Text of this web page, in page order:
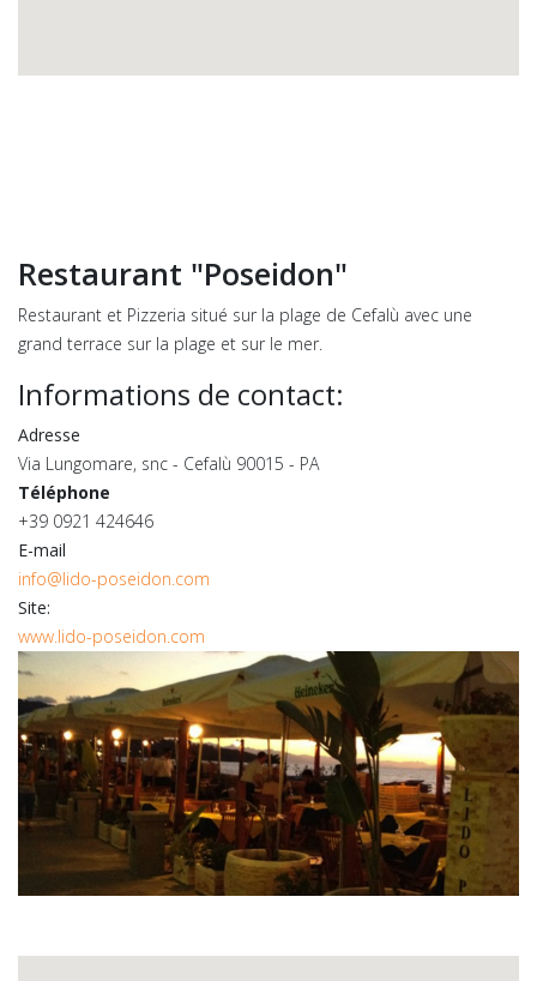
Restaurant "Poseidon"
Restaurant et Pizzeria situé sur la plage de Cefalù avec une
grand terrace sur la plage et sur le mer.
Informations de contact:
Adresse
Via Lungomare, snc - Cefalù 90015 - PA
Téléphone
+39 0921 424646
E-mail
info@lido-poseidon.com
Site:
www.lido-poseidon.com